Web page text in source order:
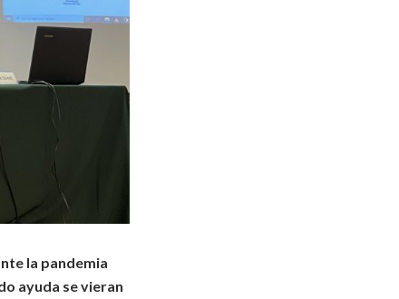
la pandemia
ayuda se vieran